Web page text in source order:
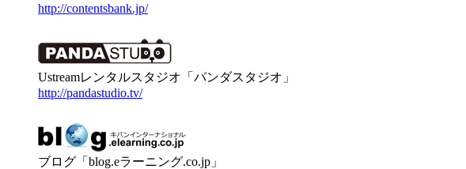
http://contentsbank.jp/
Ustreamレンタルスタジオ「パンダスタジオ」
http://pandastudio.tv/
ブログ「blog.eラーニング.co.jp」